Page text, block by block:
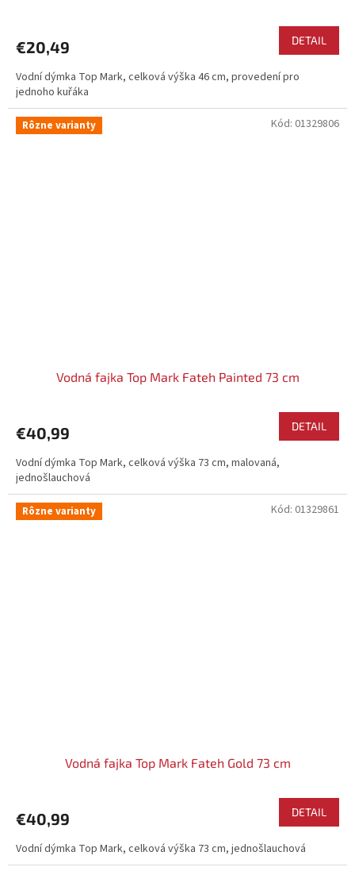
€20,49 DETAIL
Vodní dýmka Top Mark, celková výška 46 cm, provedení pro
jednoho kuřáka
Rôzne varianty
Vodná fajka Top Mark Fateh Painted 73 cm
€40,99 DETAIL
Vodní dýmka Top Mark, celková výška 73 cm, malovaná,
jednošlauchová
Kód: 01329806
Rôzne varianty
Vodná fajka Top Mark Fateh Gold 73 cm
€40,99 DETAIL
Vodní dýmka Top Mark, celková výška 73 cm, jednošlauchová
Kód: 01329861